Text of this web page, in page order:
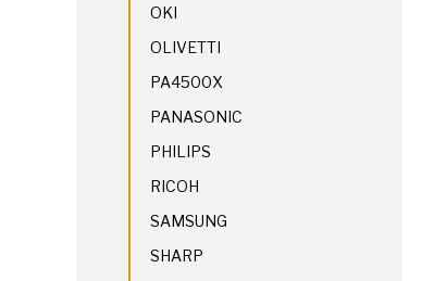
OKI
OLIVETTI
PA4500X
PANASONIC
PHILIPS
RICOH
SAMSUNG
SHARP